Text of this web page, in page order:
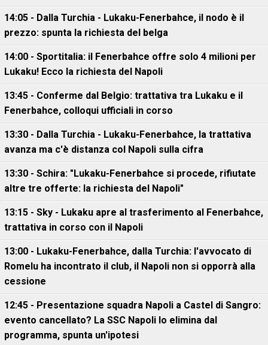
14:05 - Dalla Turchia - Lukaku-Fenerbahce, il nodo è il
prezzo: spunta la richiesta del belga
14:00 - Sportitalia: il Fenerbahce offre solo 4 milioni per
Lukaku! Ecco la richiesta del Napoli
13:45 - Conferme dal Belgio: trattativa tra Lukaku e il
Fenerbahce, colloqui ufficiali in corso
13:30 - Dalla Turchia - Lukaku-Fenerbahce, la trattativa
avanza ma c'è distanza col Napoli sulla cifra
13:30 - Schira: "Lukaku-Fenerbahce si procede, rifiutate
altre tre offerte: la richiesta del Napoli"
13:15 - Sky - Lukaku apre al trasferimento al Fenerbahce,
trattativa in corso con il Napoli
13:00 - Lukaku-Fenerbahce, dalla Turchia: l'avvocato di
Romelu ha incontrato il club, il Napoli non si opporrà alla
cessione
12:45 - Presentazione squadra Napoli a Castel di Sangro:
evento cancellato? La SSC Napoli lo elimina dal
programma, spunta un'ipotesi